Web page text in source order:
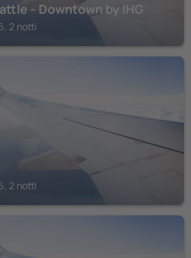
- Downtown by IHG
2 notti
2 notti